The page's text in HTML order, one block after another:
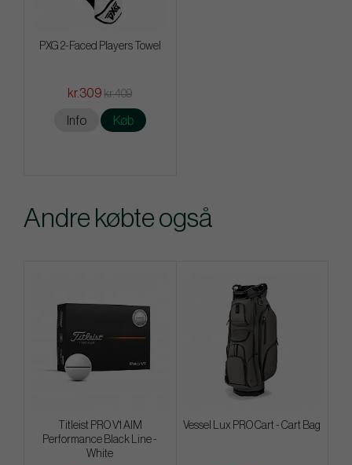
PXG 2-Faced Players Towel
kr.309 kr.409
Info Køb
Andre købte også
Titleist PRO V1 AIM
Performance Black Line -
White
Vessel Lux PRO Cart - Cart Bag